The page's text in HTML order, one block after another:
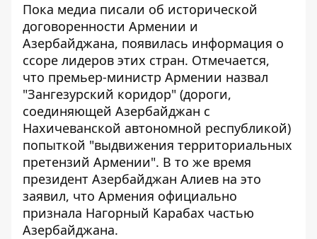
Пока медиа писали об исторической
договоренности Армении и
Азербайджана, появилась информация о
ссоре лидеров этих стран. Отмечается,
что премьер-министр Армении назвал
"Зангезурский коридор" (дороги,
соединяющей Азербайджан с
Нахичеванской автономной республикой)
попыткой "выдвижения территориальных
претензий Армении". В то же время
президент Азербайджан Алиев на это
заявил, что Армения официально
признала Нагорный Карабах частью
Азербайджана.